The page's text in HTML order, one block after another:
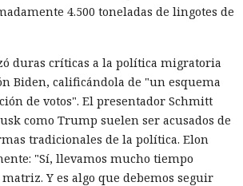
4.500 toneladas de lingotes de
duras críticas a la política migratoria
Biden, calificándola de "un esquema
de votos". El presentador Schmitt
como Trump suelen ser acusados de
tradicionales de la política. Elon
"Sí, llevamos mucho tiempo
Y es algo que debemos seguir